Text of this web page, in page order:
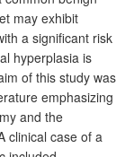
may exhibit
a significant risk
hyperplasia is
of this study was
emphasizing
and the
clinical case of a